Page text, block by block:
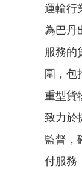
運輸行
為巴丹
服務的
圍，包
重型貨
致力於
監督，
付服務